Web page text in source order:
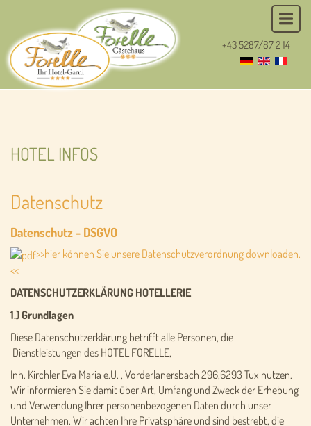
+43 5287/87 2 14
HOTEL INFOS
Datenschutz
Datenschutz - DSGVO
>>hier können Sie unsere Datenschutzverordnung downloaden.
<<
DATENSCHUTZERKLÄRUNG HOTELLERIE
1.) Grundlagen
Diese Datenschutzerklärung betrifft alle Personen, die
Dienstleistungen des HOTEL FORELLE,
Inh. Kirchler Eva Maria e.U. , Vorderlanersbach 296,6293 Tux nutzen.
Wir informieren Sie damit über Art, Umfang und Zweck der Erhebung
und Verwendung Ihrer personenbezogenen Daten durch unser
Unternehmen. Wir achten Ihre Privatsphäre und sind bestrebt, die